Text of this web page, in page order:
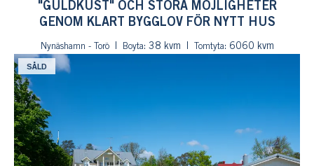
"GULDKUST" OCH STORA MÖJLIGHETER
GENOM KLART BYGGLOV FÖR NYTT HUS
Nynäshamn - Torö Boyta: 38 kvm Tomtyta: 6060 kvm
SÅLD